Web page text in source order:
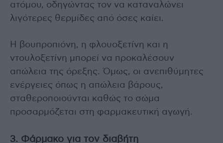
ατόμου, οδηγώντας τον να καταναλώνει
λιγότερες θερμίδες από όσες καίει.
Η βουπροπιόνη, η φλουοξετίνη και η
ντουλοξετίνη μπορεί να προκαλέσουν
απώλεια της όρεξης. Όμως, οι ανεπιθύμητες
ενέργειες όπως η απώλεια βάρους,
σταθεροποιούνται καθώς το σώμα
προσαρμόζεται στη φαρμακευτική αγωγή.
3. Φάρμακο για τον διαβήτη